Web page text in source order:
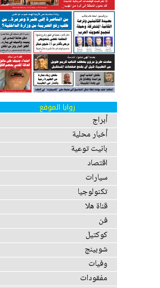
زوايا الموقع
أبراج
أخبار محلية
بانيت توعية
اقتصاد
سيارات
تكنولوجيا
قناة هلا
فن
كوكتيل
شوبينج
وفيات
مفقودات